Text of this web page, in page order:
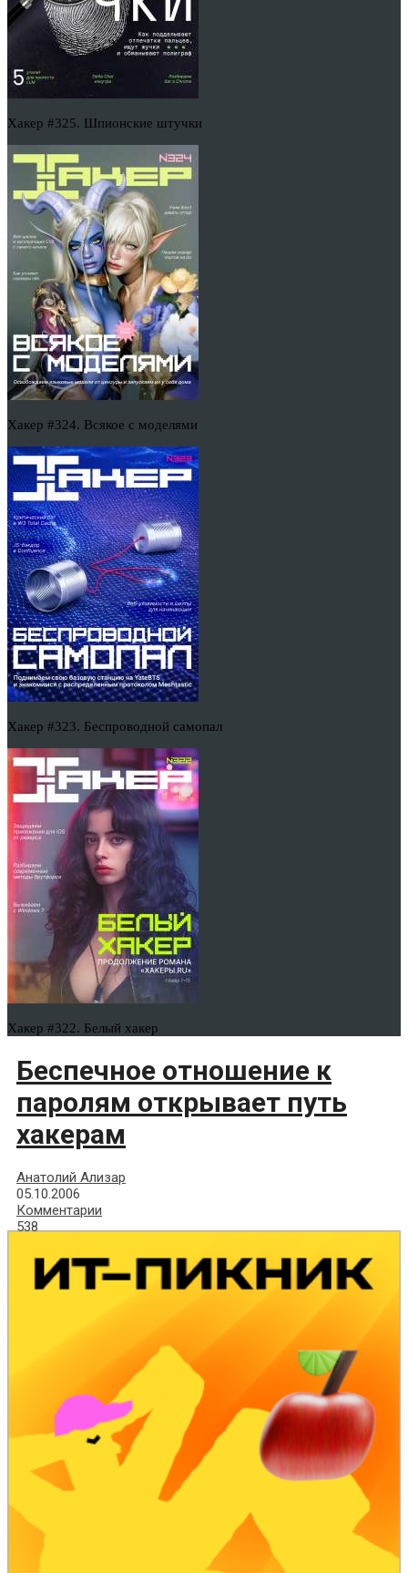
Хакер #325. Шпионские штучки
Хакер #324. Всякое с моделями
Хакер #323. Беспроводной самопал
Хакер #322. Белый хакер
Беспечное отношение к
паролям открывает путь
хакерам
Анатолий Ализар
05.10.2006
Комментарии
538